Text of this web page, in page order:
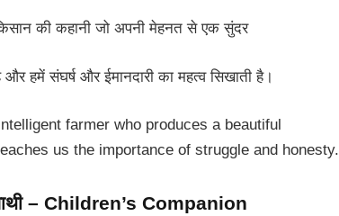
की कहानी जो अपनी मेहनत से एक सुंदर
हमें संघर्ष और ईमानदारी का महत्व सिखाती है।
farmer who produces a beautiful
us the importance of struggle and honesty.
– Children’s Companion